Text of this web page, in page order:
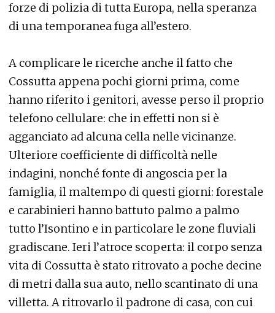
forze di polizia di tutta Europa, nella speranza
di una temporanea fuga all’estero.
A complicare le ricerche anche il fatto che
Cossutta appena pochi giorni prima, come
hanno riferito i genitori, avesse perso il proprio
telefono cellulare: che in effetti non si è
agganciato ad alcuna cella nelle vicinanze.
Ulteriore coefficiente di difficoltà nelle
indagini, nonché fonte di angoscia per la
famiglia, il maltempo di questi giorni: forestale
e carabinieri hanno battuto palmo a palmo
tutto l’Isontino e in particolare le zone fluviali
gradiscane. Ieri l’atroce scoperta: il corpo senza
vita di Cossutta è stato ritrovato a poche decine
di metri dalla sua auto, nello scantinato di una
villetta. A ritrovarlo il padrone di casa, con cui